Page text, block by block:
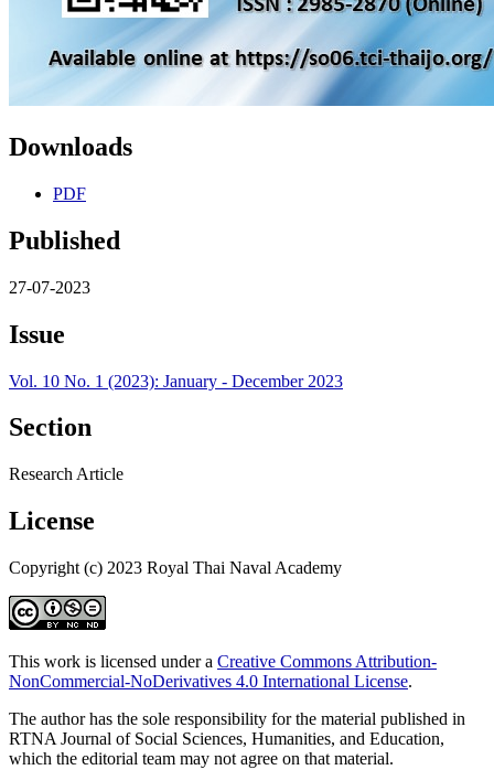
Downloads
PDF
Published
27-07-2023
Issue
Vol. 10 No. 1 (2023): January - December 2023
Section
Research Article
License
Copyright (c) 2023 Royal Thai Naval Academy
This work is licensed under a Creative Commons Attribution-
NonCommercial-NoDerivatives 4.0 International License.
The author has the sole responsibility for the material published in
RTNA Journal of Social Sciences, Humanities, and Education,
which the editorial team may not agree on that material.